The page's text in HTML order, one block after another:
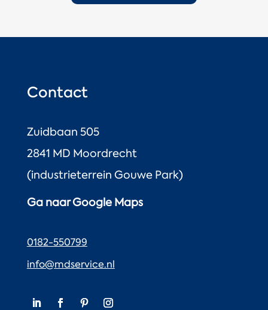
Contact
Zuidbaan 505
2841 MD Moordrecht
(industrieterrein Gouwe Park)
Ga naar Google Maps
0182-550799
info@mdservice.nl